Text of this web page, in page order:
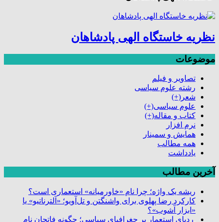
نظریه خاستگاه الهی پادشاهان
موضوعات
تصاویر و فیلم
رشته علوم سیاسی
شعر (+)
علوم سیاسی(+)
کتاب و مقاله(+)
نرم افزار
همایش و سمینار
همه مطالب
یادداشت
آخرین مطالب
ریشه یک واژه؛ چرا نام «خاورمیانه» استعماری است؟
کارکرد رضا پهلوی برای واشنگتن و تل‌آویو؛ «آلترناتیو» یا
«ابزار آشوب»؟
ردپای استعمار بر جغرافیای سیاسی؛ چگونه فاتحان نام